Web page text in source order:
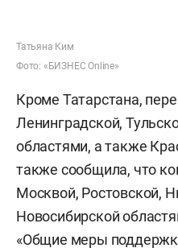
Татьяна Ким
Фото: «БИЗНЕС Online»
Кроме Татарстана,
Ленинградской,
областями, а также
также сообщила, что
Москвой, Ростовской,
Новосибирской
«Общие меры